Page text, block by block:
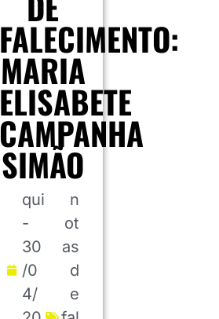
FALECIMENTO:
MARIA
ELISABETE
CAMPANHA
SIMÃO
qui
-
30
/0
4/
n
ot
as
d
e